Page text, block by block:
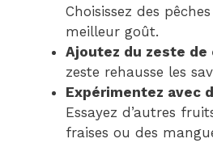
Choisissez des
meilleur goût.
Ajoutez du zeste de
zeste rehausse les
Expérimentez avec
Essayez d’autres
fraises ou des